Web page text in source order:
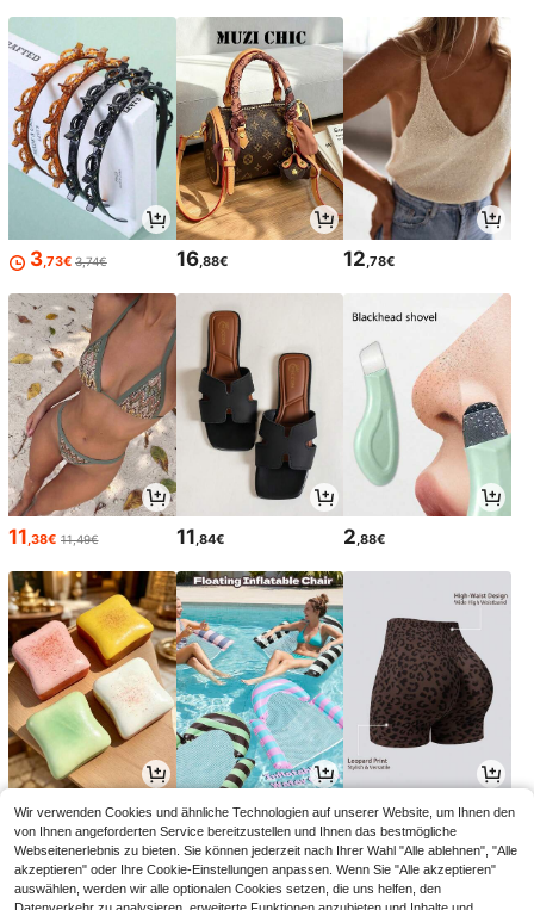
3,73€ 3,74€ 16,88€ 12,78€
11 ,38€ 11,49€ 11 ,84€ 2 ,88€
2,88€ 3,08€ 12,81€
Wir verwenden Cookies und ähnliche Technologien auf unserer Website, um Ihnen den
von Ihnen angeforderten Service bereitzustellen und Ihnen das bestmögliche
Webseitenerlebnis zu bieten. Sie können jederzeit nach Ihrer Wahl "Alle ablehnen", "Alle
akzeptieren" oder Ihre Cookie-Einstellungen anpassen. Wenn Sie "Alle akzeptieren"
auswählen, werden wir alle optionalen Cookies setzen, die uns helfen, den